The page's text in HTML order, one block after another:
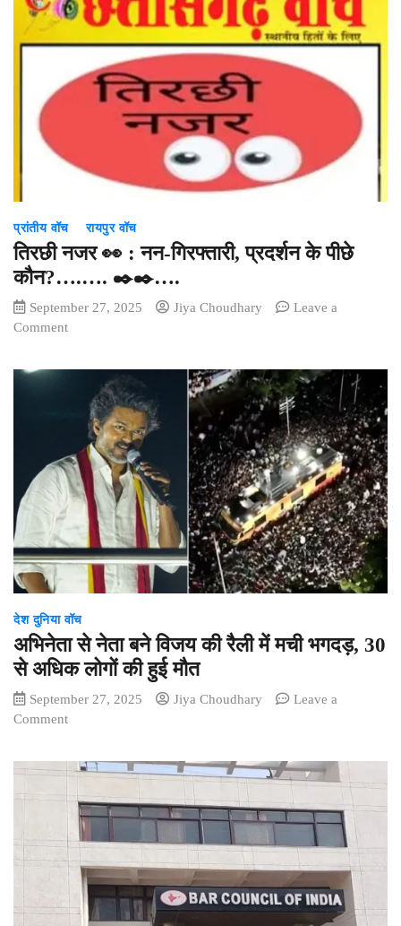
के
घर
निकली
दुष्कर्म,
प्रांतीय वॉच रायपुर वॉच
तिरछी नजर 👀 : नन-गिरफ्तारी, प्रदर्शन के पीछे
कौन?….…. ✒️✒️….
September 27, 2025 Jiya Choudhary
Leave a
Commenton
गिरफ्तारी,
प्रदर्शन
के
पीछे
कौन?….
….
✒️✒️….
देश दुनिया वॉच
अभिनेता से नेता बने विजय की रैली में मची भगदड़, 30
से अधिक लोगों की हुई मौत
September 27, 2025 Jiya Choudhary
Leave a
Commenton
नेता
विजय
की
में
मची
भगदड़,